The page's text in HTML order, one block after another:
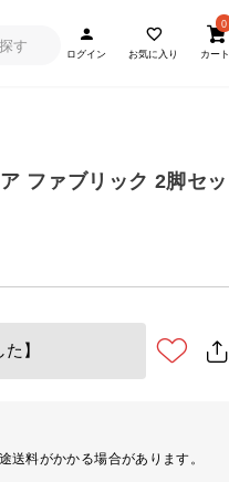
ログイン お気に入り
0
カート
ファブリック 2脚セッ
】
送料がかかる場合があります。